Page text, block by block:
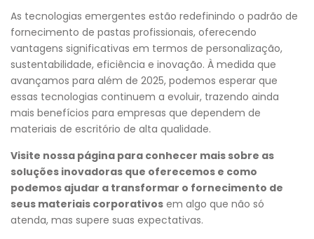
As tecnologias emergentes estão redefinindo o padrão de
fornecimento de pastas profissionais, oferecendo
vantagens significativas em termos de personalização,
sustentabilidade, eficiência e inovação. À medida que
avançamos para além de 2025, podemos esperar que
essas tecnologias continuem a evoluir, trazendo ainda
mais benefícios para empresas que dependem de
materiais de escritório de alta qualidade.
Visite nossa página para conhecer mais sobre as
soluções inovadoras que oferecemos e como
podemos ajudar a transformar o fornecimento de
seus materiais corporativos em algo que não só
atenda, mas supere suas expectativas.